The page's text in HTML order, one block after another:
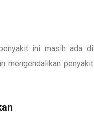
ini masih ada di
mengendalikan penyakit